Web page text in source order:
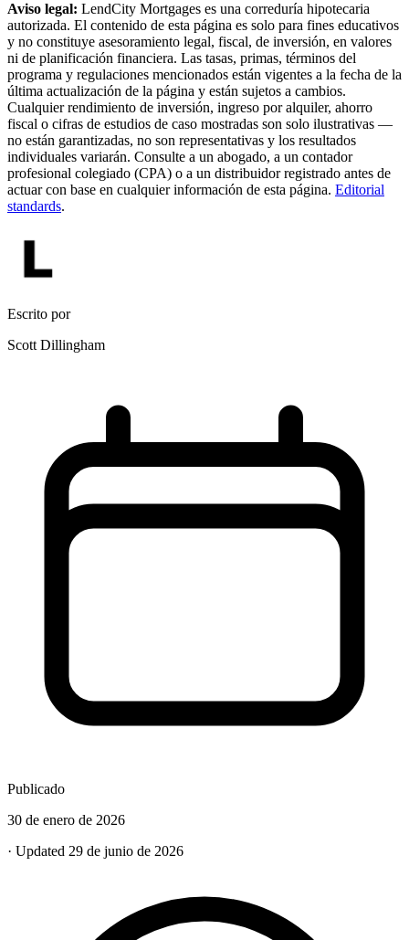
Aviso legal: LendCity Mortgages es una correduría hipotecaria
autorizada. El contenido de esta página es solo para fines educativos
y no constituye asesoramiento legal, fiscal, de inversión, en valores
ni de planificación financiera. Las tasas, primas, términos del
programa y regulaciones mencionados están vigentes a la fecha de la
última actualización de la página y están sujetos a cambios.
Cualquier rendimiento de inversión, ingreso por alquiler, ahorro
fiscal o cifras de estudios de caso mostradas son solo ilustrativas —
no están garantizadas, no son representativas y los resultados
individuales variarán. Consulte a un abogado, a un contador
profesional colegiado (CPA) o a un distribuidor registrado antes de
actuar con base en cualquier información de esta página. Editorial
standards.
Escrito por
Scott Dillingham
Publicado
30 de enero de 2026
· Updated 29 de junio de 2026